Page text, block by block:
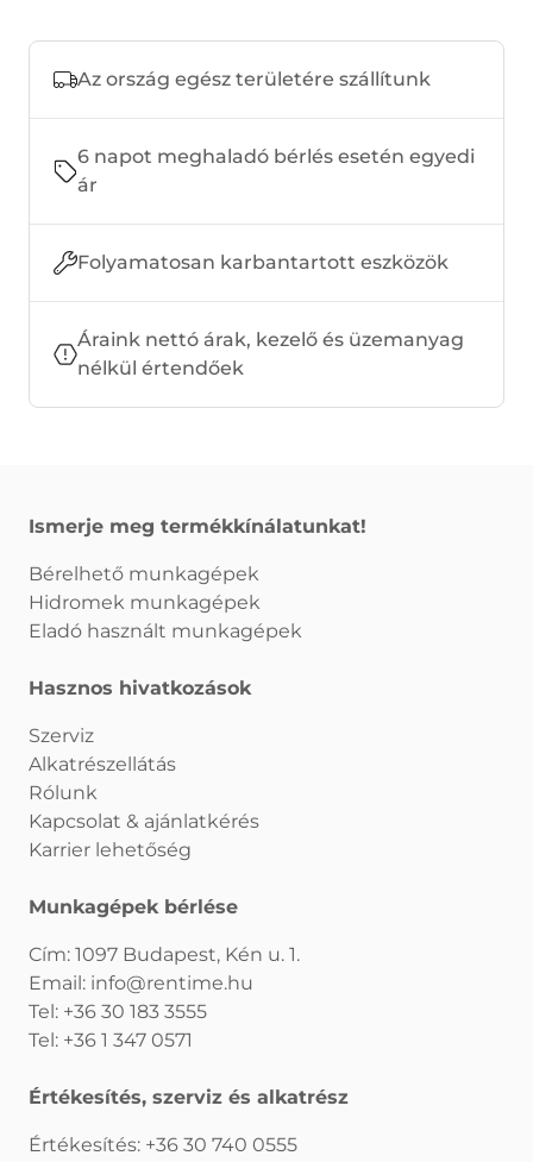
Az ország egész területére szállítunk
6 napot meghaladó bérlés esetén egyedi
ár
Folyamatosan karbantartott eszközök
Áraink nettó árak, kezelő és üzemanyag
nélkül értendőek
Ismerje meg termékkínálatunkat!
Bérelhető munkagépek
Hidromek munkagépek
Eladó használt munkagépek
Hasznos hivatkozások
Szerviz
Alkatrészellátás
Rólunk
Kapcsolat & ajánlatkérés
Karrier lehetőség
Munkagépek bérlése
Cím: 1097 Budapest, Kén u. 1.
Email: info@rentime.hu
Tel: +36 30 183 3555
Tel: +36 1 347 0571
Értékesítés, szerviz és alkatrész
Értékesítés: +36 30 740 0555